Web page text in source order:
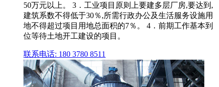
50万元以上。 3．工业项目原则上要建多层厂房,要达到,
建筑系数不得低于30％,所需行政办公及生活服务设施用
地不得超过项目用地总面积的7％。 4．前期工作基本到
位等待土地开工建设的项目。
联系电话: 180 3780 8511